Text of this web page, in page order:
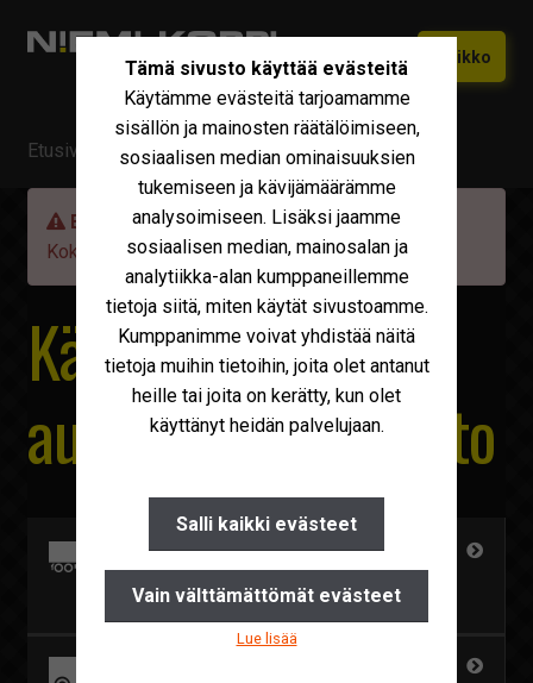
Siirry
Siirry
Valikko
Vaihtokoneet
Uudet Ivecot
Iveco Huolto
Iveco Varaosat
Miksi Niemi-Korpi?
Yhteystiedot
Pyydä tarjous
Ajankohtaista
Etusivu / Myytävä kalusto
Etsimäsi kone on valitettavasti jo myyty!
Kokeile löydätköhaullavastaavaa.
Käytetyt kuorma-
autot ja muu kalusto
Kuorma-autot
Tämä sivusto käyttää evästeitä
Käytämme evästeitä tarjoamamme
sisällön ja mainosten räätälöimiseen,
sosiaalisen median ominaisuuksien
tukemiseen ja kävijämäärämme
analysoimiseen. Lisäksi jaamme
sosiaalisen median, mainosalan ja
analytiikka-alan kumppaneillemme
tietoja siitä, miten käytät sivustoamme.
Kumppanimme voivat yhdistää näitä
tietoja muihin tietoihin, joita olet antanut
heille tai joita on kerätty, kun olet
käyttänyt heidän palvelujaan.
Salli kaikki evästeet
Vain välttämättömät evästeet
Lue lisää